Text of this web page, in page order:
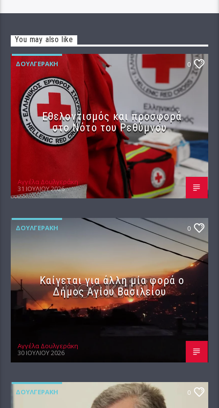
You may also like
ΔΟΥΛΓΕΡΆΚΗ 0
Εθελοντισμός και προσφορά
στο Νότο του Ρεθύμνου
Αγγέλα Δουλγεράκη
31 ΙΟΥΛΊΟΥ 2026
ΔΟΥΛΓΕΡΆΚΗ 0
Καίγεται για άλλη μία φορά ο
Δήμος Αγίου Βασιλείου
Αγγέλα Δουλγεράκη
30 ΙΟΥΛΊΟΥ 2026
ΔΟΥΛΓΕΡΆΚΗ 0